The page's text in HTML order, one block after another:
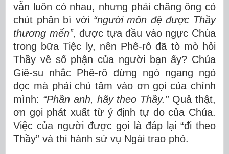
vẫn luôn có nhau, nhưng phải chăng ông có
chút phân bì với “người môn đệ được Thầy
thương mến”,được tựa đầu vào ngực Chúa
trong bữa Tiệc ly, nên Phê-rô đã tò mò hỏi
Thầy về số phận của người bạn ấy? Chúa
Giê-su nhắc Phê-rô đừng ngó ngang ngó
dọc mà phải chú tâm vào ơn gọi của chính
mình: “Phần anh, hãy theo Thầy.”Quả thật,
ơn gọi phát xuất từ ý định tự do của Chúa.
Việc của người được gọi là đáp lại “đi theo
Thầy” và thi hành sứ vụ Ngài trao phó.